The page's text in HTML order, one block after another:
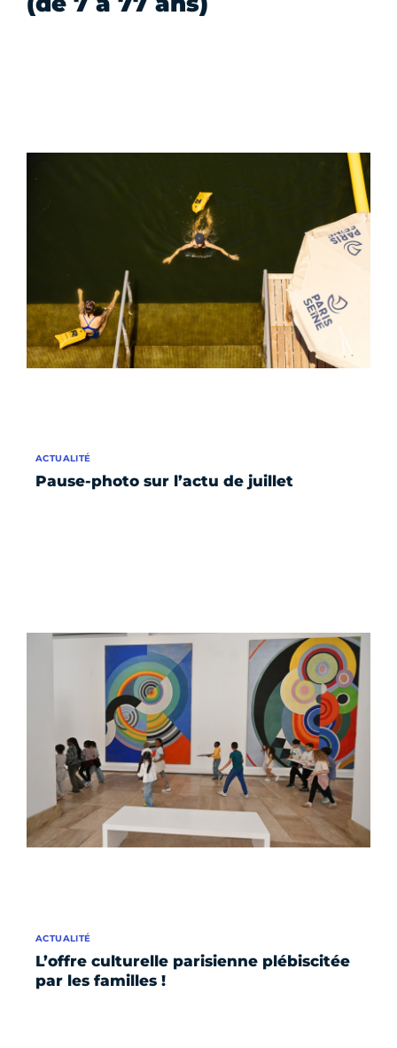
Pause-photo sur l’actu de juillet
ACTUALITÉ
L’offre culturelle parisienne plébiscitée
par les familles !
ACTUALITÉ